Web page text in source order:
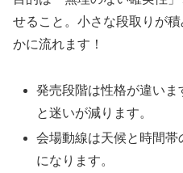
せること。小さな段取りが
かに流れます！
発売段階は性格が違いま
と迷いが減ります。
会場動線は天候と時間
になります。